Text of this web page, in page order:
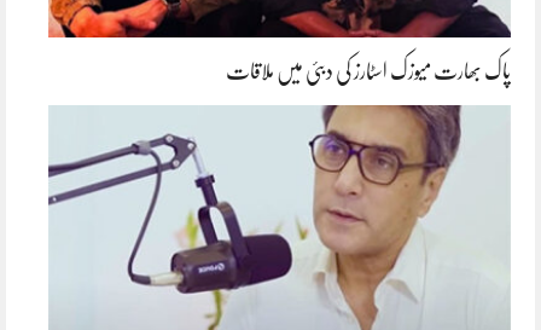
پاک بھارت میوزک اسٹارز کی دبئی میں ملاقات